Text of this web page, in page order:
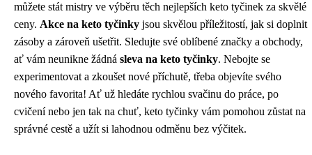
můžete stát mistry ve výběru těch nejlepších keto tyčinek za skvělé
ceny. Akce na keto tyčinky jsou skvělou příležitostí, jak si doplnit
zásoby a zároveň ušetřit. Sledujte své oblíbené značky a obchody,
ať vám neunikne žádná sleva na keto tyčinky. Nebojte se
experimentovat a zkoušet nové příchutě, třeba objevíte svého
nového favorita! Ať už hledáte rychlou svačinu do práce, po
cvičení nebo jen tak na chuť, keto tyčinky vám pomohou zůstat na
správné cestě a užít si lahodnou odměnu bez výčitek.